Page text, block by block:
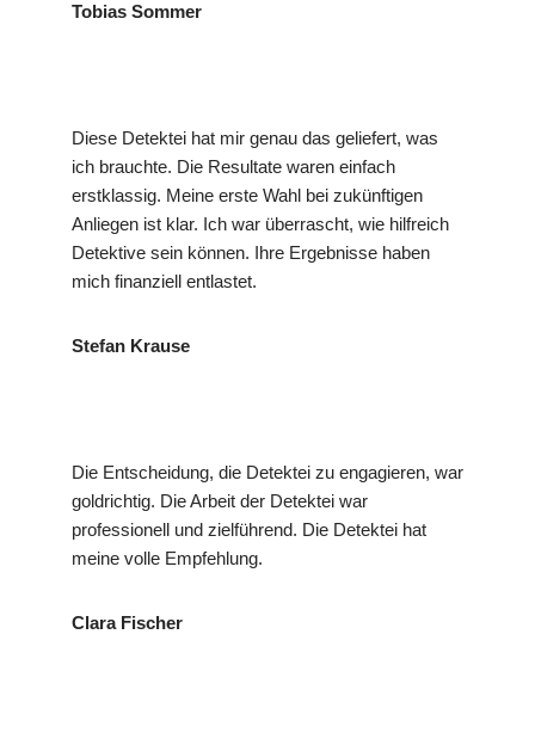
Tobias Sommer
Diese Detektei hat mir genau das geliefert, was
ich brauchte. Die Resultate waren einfach
erstklassig. Meine erste Wahl bei zukünftigen
Anliegen ist klar. Ich war überrascht, wie hilfreich
Detektive sein können. Ihre Ergebnisse haben
mich finanziell entlastet.
Stefan Krause
Die Entscheidung, die Detektei zu engagieren, war
goldrichtig. Die Arbeit der Detektei war
professionell und zielführend. Die Detektei hat
meine volle Empfehlung.
Clara Fischer